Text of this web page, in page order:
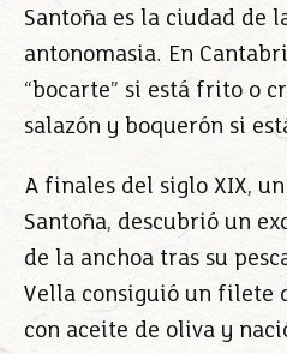
Santoña es la ciudad de
antonomasia. En
“bocarte” si está frito o
salazón y boquerón si
A finales del siglo XIX,
Santoña, descubrió un
de la anchoa tras su
Vella consiguió un filete
con aceite de oliva y